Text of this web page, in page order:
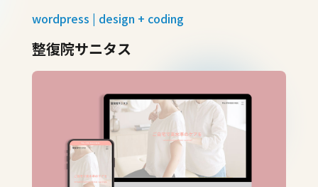
wordpress | design + coding
整復院サニタス